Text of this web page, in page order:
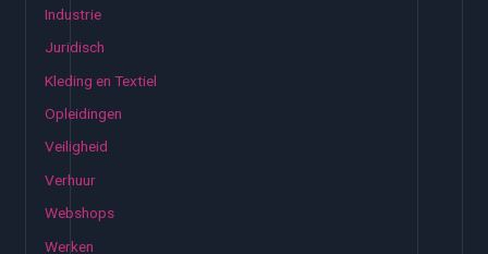
Industrie
Juridisch
Kleding en Textiel
Opleidingen
Veiligheid
Verhuur
Webshops
Werken